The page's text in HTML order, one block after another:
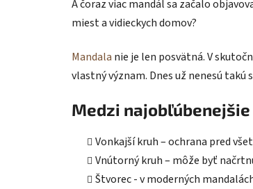
A čoraz viac mandál sa začalo
miest a vidieckych domov?
Mandala nie je len posvätná. V
vlastný význam. Dnes už nenesú
Medzi
Vonkajší kruh – ochrana pred
Vnútorný kruh – môže byť
Štvorec - v moderných